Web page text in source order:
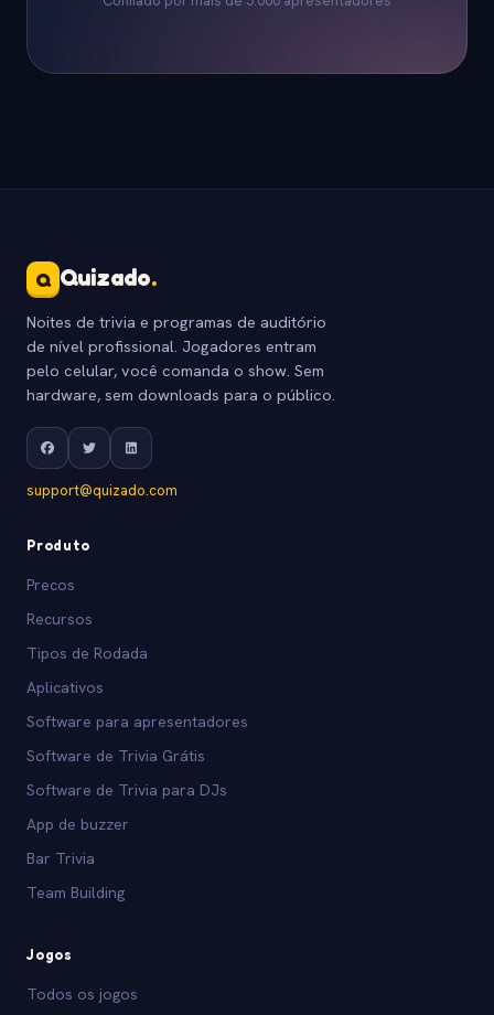
Q Quizado.
Noites de trivia e programas de auditório
de nível profissional. Jogadores entram
pelo celular, você comanda o show. Sem
hardware, sem downloads para o público.
support@quizado.com
Produto
Precos
Recursos
Tipos de Rodada
Aplicativos
Software para apresentadores
Software de Trivia Grátis
Software de Trivia para DJs
App de buzzer
Bar Trivia
Team Building
Jogos
Todos os jogos